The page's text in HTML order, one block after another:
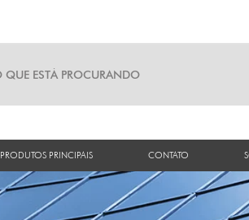
PRODUTOS PRINCIPAIS CONTATO